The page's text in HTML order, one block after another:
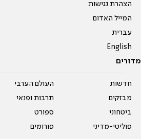
הצהרת נגישות
המייל האדום
עברית
English
מדורים
חדשות
מבזקים
ביטחוני
פוליטי-מדיני
העולם הערבי
תרבות ופנאי
ספורט
פורומים